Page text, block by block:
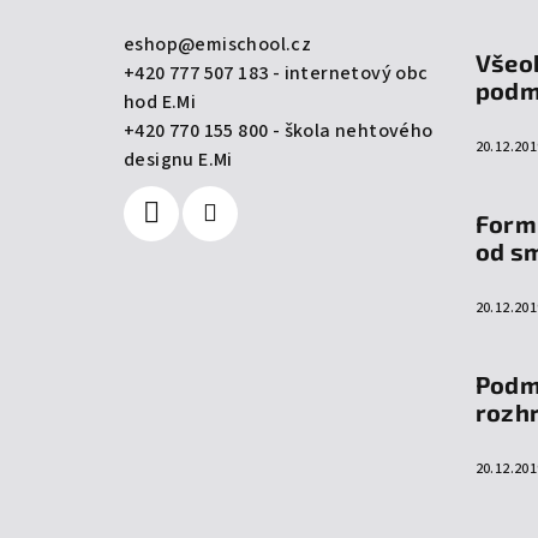
eshop@emischool.cz
+420 777 507 183 - internetový obc
hod E.Mi
+420 770 155 800 - škola nehtového
designu E.Mi
od